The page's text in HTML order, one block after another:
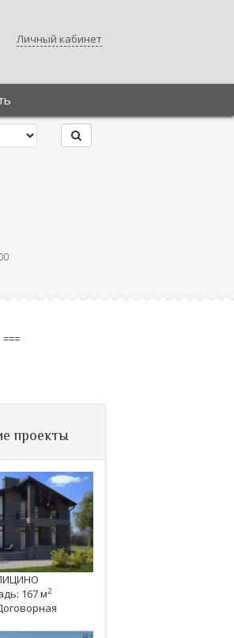
Личный кабинет
===
проекты
167 м2